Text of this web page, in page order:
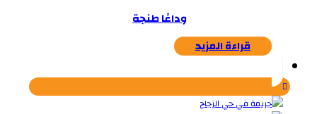
وداعًا طنجة
قراءة المزيد